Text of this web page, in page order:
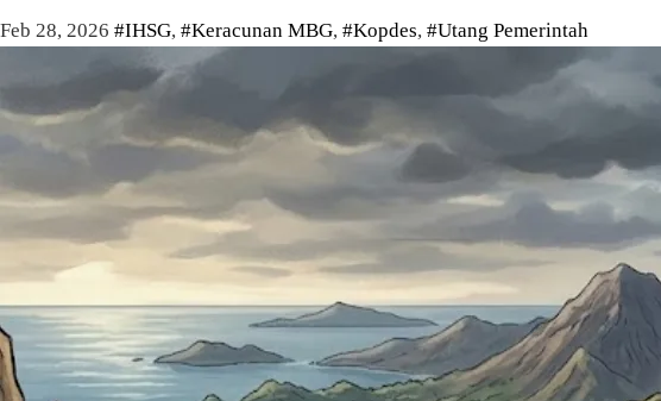
Feb 28, 2026 #IHSG, #Keracunan MBG, #Kopdes, #Utang Pemerintah